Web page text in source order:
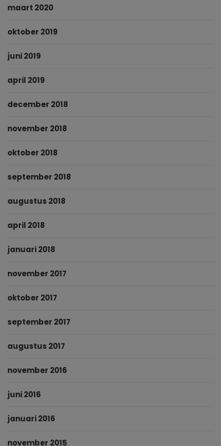
maart 2020
oktober 2019
juni 2019
april 2019
december 2018
november 2018
oktober 2018
september 2018
augustus 2018
april 2018
januari 2018
november 2017
oktober 2017
september 2017
augustus 2017
november 2016
juni 2016
januari 2016
november 2015